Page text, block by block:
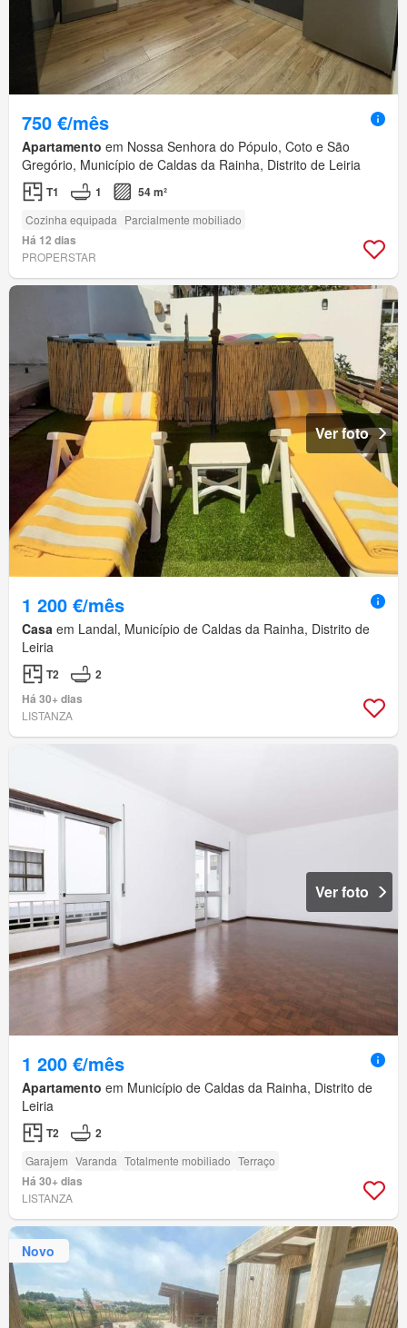
750 €/mês
Apartamento em Nossa Senhora do Pópulo, Coto e São
Gregório, Município de Caldas da Rainha, Distrito de Leiria
T1 1 54 m²
Cozinha equipada Parcialmente mobiliado
Há 12 dias
PROPERSTAR
Ver foto
1 200 €/mês
Casa em Landal, Município de Caldas da Rainha, Distrito de
Leiria
T2
2
Há 30+ dias
LISTANZA
Ver foto
1 200 €/mês
Apartamento em Município de Caldas da Rainha, Distrito de
Leiria
T2 2
Garajem Varanda Totalmente mobiliado Terraço
Há 30+ dias
LISTANZA
Novo